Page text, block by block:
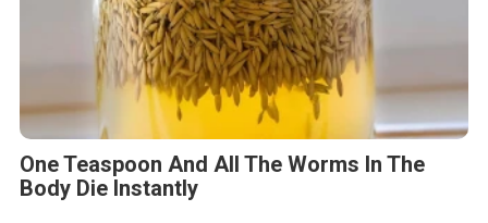
One Teaspoon And All The Worms In The
Body Die Instantly